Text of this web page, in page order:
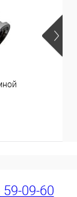
09-60